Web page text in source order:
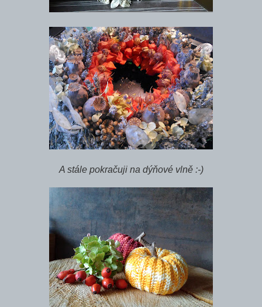
A stále pokračuji na dýňové vlně :-)